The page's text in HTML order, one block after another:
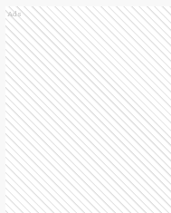
Ads